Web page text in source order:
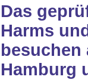
Das
Harms
besuchen
Hamburg